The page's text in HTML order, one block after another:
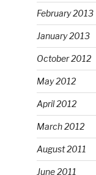
February 2013
January 2013
October 2012
May 2012
April 2012
March 2012
August 2011
June 2011